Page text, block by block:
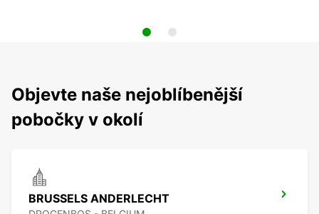
Objevte naše nejoblíbenější
pobočky v okolí
BRUSSELS ANDERLECHT